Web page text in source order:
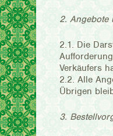
2. Angebote
2.1. Die
Verkäufers
2.2. Alle
Übrigen
3.